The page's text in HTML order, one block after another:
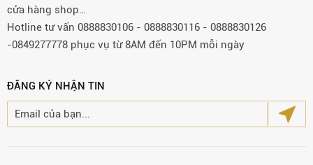
cửa hàng shop…
Hotline tư vấn 0888830106 - 0888830116 - 0888830126
-0849277778 phục vụ từ 8AM đến 10PM mỗi ngày
ĐĂNG KÝ NHẬN TIN